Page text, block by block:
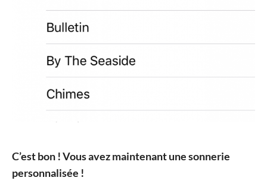
C’est bon ! Vous avez maintenant une sonnerie
personnalisée !